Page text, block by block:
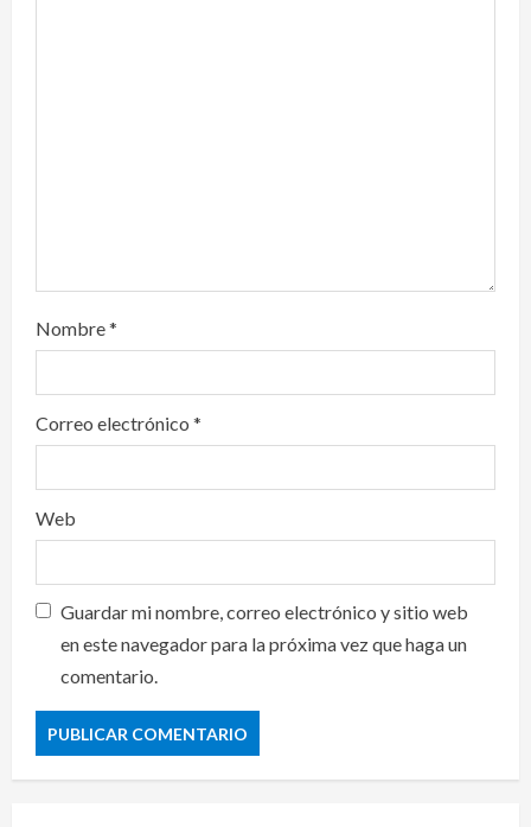
Nombre*
Correo electrónico *
Web
Guardar mi nombre, correo electrónico y sitio web
en este navegador para la próxima vez que haga un
comentario.